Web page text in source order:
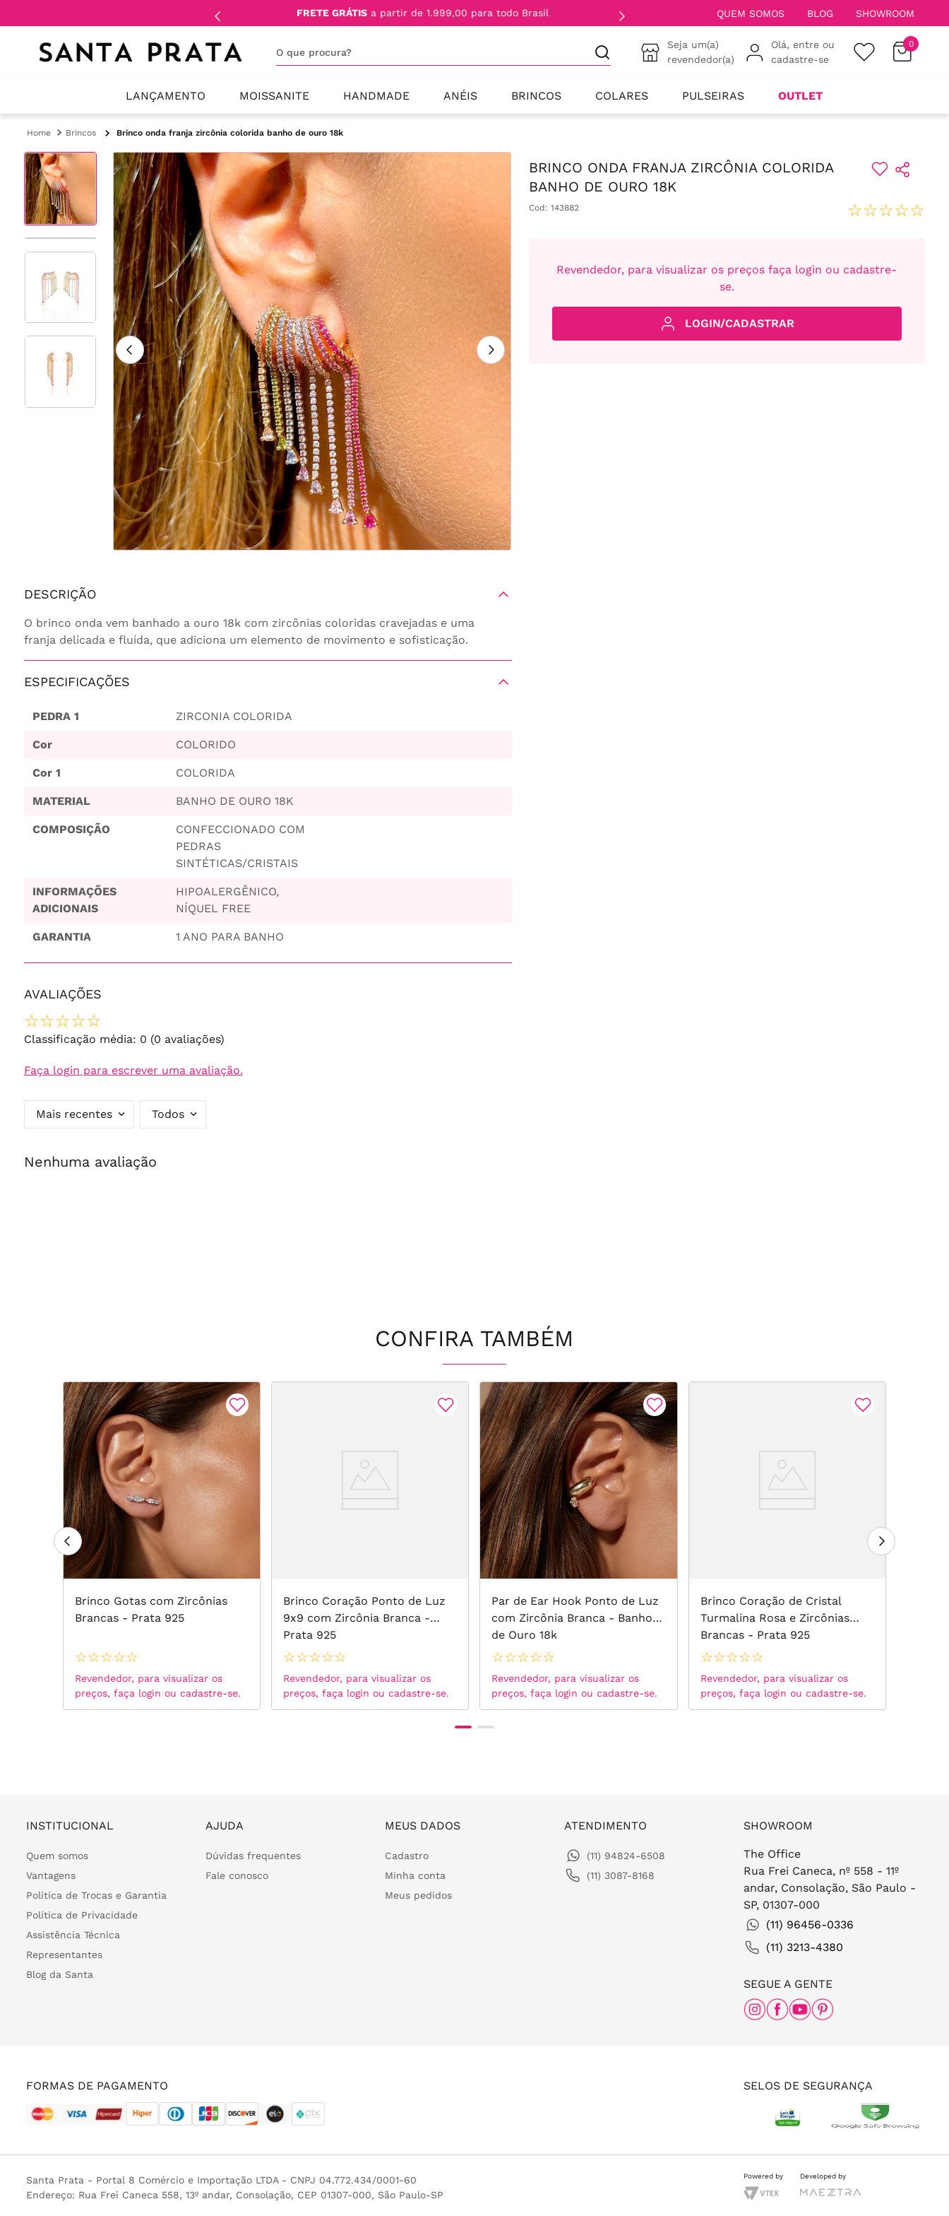
FRETE GRÁTIS a partir de 1.999,00 para todo Brasil QUEM SOMOS BLOG SHOWROOM
Seja um(a)
revendedor(a)
Olá, entre ou
cadastre-se
0
LANÇAMENTO MOISSANITE HANDMADE ANÉIS BRINCOS COLARES PULSEIRAS OUTLET
Brincos Brinco onda franja zircônia colorida banho de ouro 18k
DESCRIÇÃO
O brinco onda vem banhado a ouro 18k com zircônias coloridas cravejadas e uma
franja delicada e fluída, que adiciona um elemento de movimento e sofisticação.
ESPECIFICAÇÕES
PEDRA 1 ZIRCONIA COLORIDA
Cor COLORIDO
Cor 1 COLORIDA
MATERIAL BANHO DE OURO 18K
COMPOSIÇÃO
CONFECCIONADO COM
PEDRAS
SINTÉTICAS/CRISTAIS
INFORMAÇÕES
ADICIONAIS
HIPOALERGÊNICO,
NÍQUEL FREE
GARANTIA 1 ANO PARA BANHO
AVALIAÇÕES
☆☆☆☆☆
Classificação média: 0 (0 avaliações)
Faça login para escrever uma avaliação.
Mais recentes Todos
Nenhuma avaliação
BRINCO ONDA FRANJA ZIRCÔNIA COLORIDA
BANHO DE OURO 18K
Cod: 143882 ☆☆☆☆☆
Revendedor, para visualizar os preços faça login ou cadastre-
se.
LOGIN/CADASTRAR
CONFIRA TAMBÉM
Brinco Gotas com Zircônias
Brancas - Prata 925
☆☆☆☆☆
Revendedor, para visualizar os
preços, faça login ou cadastre-se.
Brinco Coração Ponto de Luz
9x9 com Zircônia Branca -
Prata 925
☆☆☆☆☆
Revendedor, para visualizar os
preços, faça login ou cadastre-se.
Par de Ear Hook Ponto de Luz
com Zircônia Branca - Banho
de Ouro 18k
☆☆☆☆☆
Revendedor, para visualizar os
preços, faça login ou cadastre-se.
Brinco Coração de Cristal
Turmalina Rosa e Zircônias
Brancas - Prata 925
☆☆☆☆☆
Revendedor, para visualizar os
preços, faça login ou cadastre-se.
INSTITUCIONAL
Quem somos
Vantagens
Política de Trocas e Garantia
Política de Privacidade
Assistência Técnica
Representantes
Blog da Santa
AJUDA
Dúvidas frequentes
Fale conosco
MEUS DADOS
Cadastro
Minha conta
Meus pedidos
ATENDIMENTO
(11) 94824-6508
(11) 3087-8168
SHOWROOM
The Office
Rua Frei Caneca, nº 558 - 11º
andar, Consolação, São Paulo -
SP, 01307-000
(11) 96456-0336
(11) 3213-4380
SEGUE A GENTE
FORMAS DE PAGAMENTO SELOS DE SEGURANÇA
Santa Prata - Portal 8 Comércio e Importação LTDA - CNPJ 04.772.434/0001-60
Endereço: Rua Frei Caneca 558, 13º andar, Consolação, CEP 01307-000, São Paulo-SP
Powered by Developed by